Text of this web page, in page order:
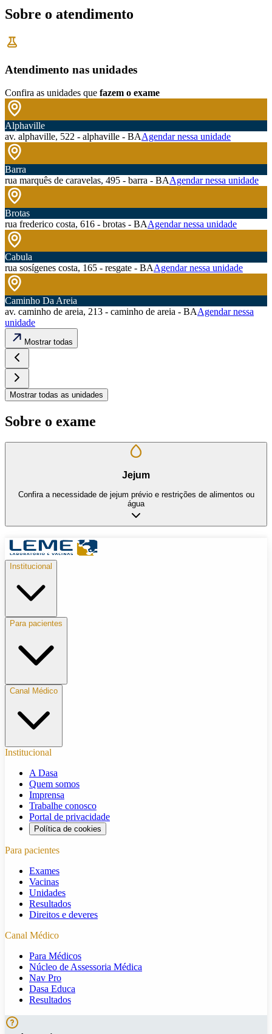
Sobre o atendimento
Atendimento nas unidades
Confira as unidades que fazem o exame
Alphaville
av. alphaville, 522 - alphaville - BAAgendar nessa unidade
Barra
rua marquês de caravelas, 495 - barra - BAAgendar nessa unidade
Brotas
rua frederico costa, 616 - brotas - BAAgendar nessa unidade
Cabula
rua sosígenes costa, 165 - resgate - BAAgendar nessa unidade
Caminho Da Areia
av. caminho de areia, 213 - caminho de areia - BAAgendar nessa
unidade
Mostrar todas
Mostrar todas as unidades
Sobre o exame
Jejum
Confira a necessidade de jejum prévio e restrições de alimentos ou
água
Institucional
Para pacientes
Canal Médico
Institucional
A Dasa
Quem somos
Imprensa
Trabalhe conosco
Portal de privacidade
Política de cookies
Para pacientes
Exames
Vacinas
Unidades
Resultados
Direitos e deveres
Canal Médico
Para Médicos
Núcleo de Assessoria Médica
Nav Pro
Dasa Educa
Resultados